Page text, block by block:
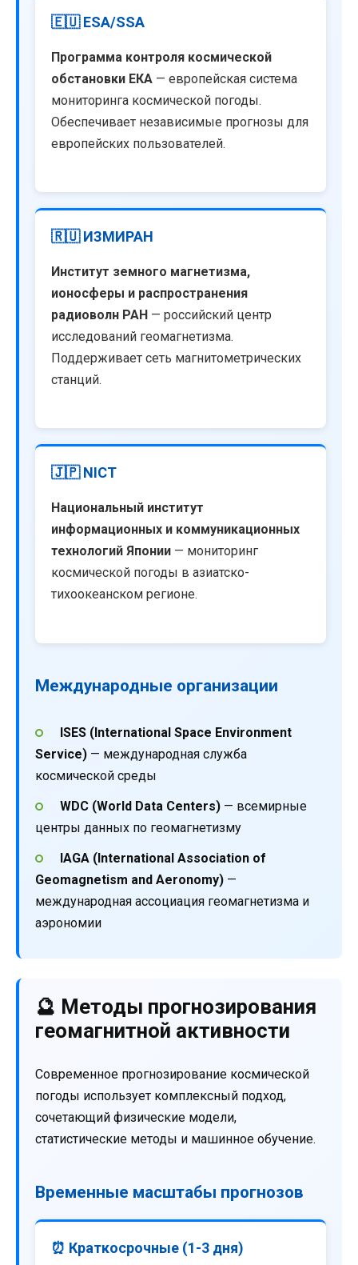
🇪🇺 ESA/SSA
Программа контроля космической
обстановки ЕКА — европейская система
мониторинга космической погоды.
Обеспечивает независимые прогнозы для
европейских пользователей.
🇷🇺 ИЗМИРАН
Институт земного магнетизма,
ионосферы и распространения
радиоволн РАН — российский центр
исследований геомагнетизма.
Поддерживает сеть магнитометрических
станций.
🇯🇵 NICT
Национальный институт
информационных и коммуникационных
технологий Японии — мониторинг
космической погоды в азиатско-
тихоокеанском регионе.
Международные организации
ISES (International Space Environment
Service) — международная служба
космической среды
WDC (World Data Centers)— всемирные
центры данных по геомагнетизму
IAGA (International Association of
Geomagnetism and Aeronomy) —
международная ассоциация геомагнетизма и
аэрономии
🔮 Методы прогнозирования
геомагнитной активности
Современное прогнозирование космической
погоды использует комплексный подход,
сочетающий физические модели,
статистические методы и машинное обучение.
Временные масштабы прогнозов
⏰ Краткосрочные (1-3 дня)